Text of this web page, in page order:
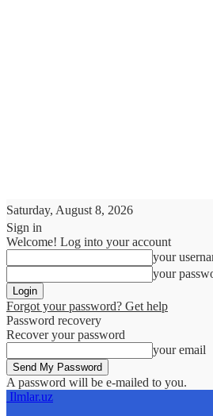
Saturday, August 8, 2026
Sign in
Welcome! Log into your account
your
your
Forgot your password? Get help
Password recovery
Recover your password
your email
A password will be e-mailed to you.
Ilmlar.uz